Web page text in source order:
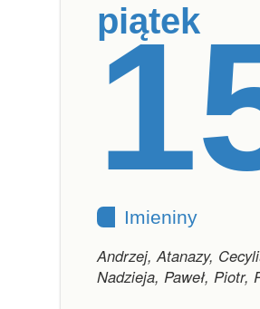
piątek
Imieniny
Andrzej, Atanazy,
Nadzieja, Paweł, Piotr,